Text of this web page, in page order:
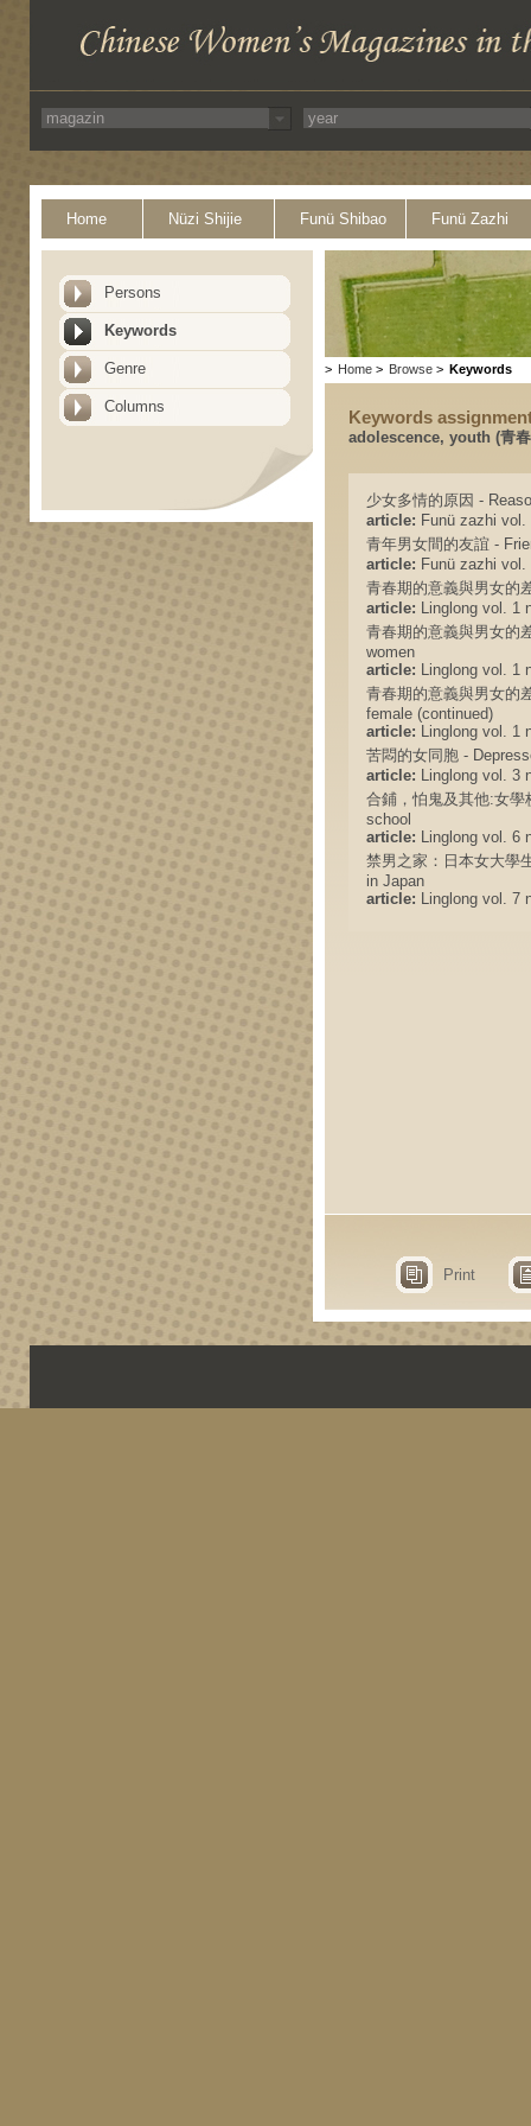
Home Nüzi Shijie Funü Shibao Funü Zazhi
Persons
Keywords
Genre
Columns
> Home > Browse > Keywords
Keywords
adolescence, youth (青
少女多情的原因 -
article: Funü zazhi
青年男女間的友誼 -
article: Funü zazhi
青春期的意義與男女的
article: Linglong vol. 1
青春期的意義與男女的
women
article: Linglong vol. 1
青春期的意義與男女的
female (continued)
article: Linglong vol. 1
苦悶的女同胞 -
article: Linglong vol. 3
合鋪，怕鬼及其他:女
school
article: Linglong vol. 6
禁男之家：日本女大學
in Japan
article: Linglong vol. 7
Print